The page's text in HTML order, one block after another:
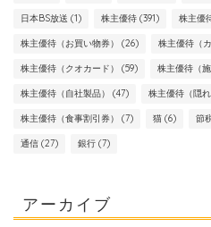
日本BS放送 (1) 株主優待 (391) 株主優
株主優待（お買い物券） (26) 株主優待（
株主優待（クオカード） (59) 株主優待（施
株主優待（自社製品） (47) 株主優待（隠れ
株主優待（食事割引券） (7) 猫 (6) 節
通信 (27) 銀行 (7)
アーカイブ